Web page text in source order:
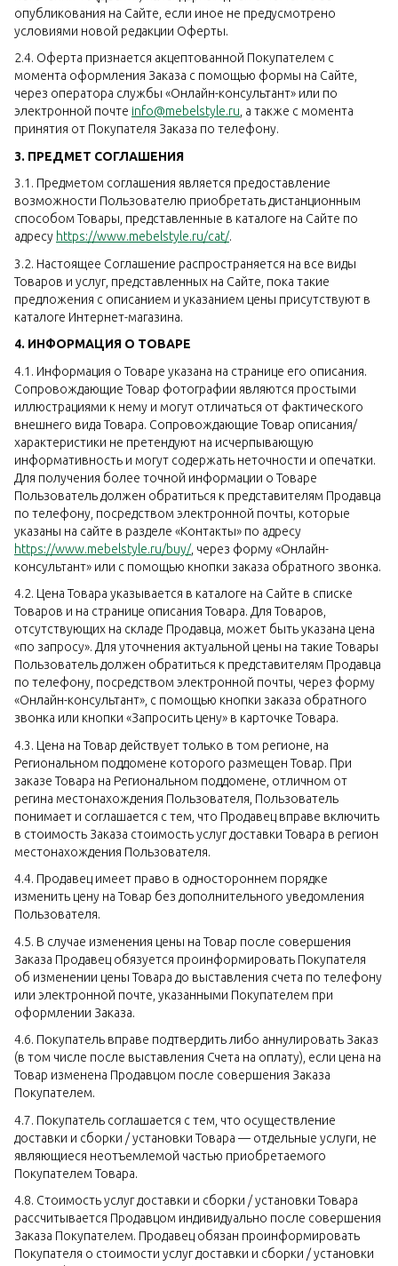
опубликования на Сайте, если иное не предусмотрено
условиями новой редакции Оферты.
2.4. Оферта признается акцептованной Покупателем с
момента оформления Заказа с помощью формы на Сайте,
через оператора службы «Онлайн-консультант» или по
электронной почте info@mebelstyle.ru, а также с момента
принятия от Покупателя Заказа по телефону.
3. ПРЕДМЕТ СОГЛАШЕНИЯ
3.1. Предметом соглашения является предоставление
возможности Пользователю приобретать дистанционным
способом Товары, представленные в каталоге на Сайте по
адресу https://www.mebelstyle.ru/cat/.
3.2. Настоящее Соглашение распространяется на все виды
Товаров и услуг, представленных на Сайте, пока такие
предложения с описанием и указанием цены присутствуют в
каталоге Интернет-магазина.
4. ИНФОРМАЦИЯ О ТОВАРЕ
4.1. Информация о Товаре указана на странице его описания.
Сопровождающие Товар фотографии являются простыми
иллюстрациями к нему и могут отличаться от фактического
внешнего вида Товара. Сопровождающие Товар описания/
характеристики не претендуют на исчерпывающую
информативность и могут содержать неточности и опечатки.
Для получения более точной информации о Товаре
Пользователь должен обратиться к представителям Продавца
по телефону, посредством электронной почты, которые
указаны на сайте в разделе «Контакты» по адресу
https://www.mebelstyle.ru/buy/ , через форму «Онлайн-
консультант» или с помощью кнопки заказа обратного звонка.
4.2. Цена Товара указывается в каталоге на Сайте в списке
Товаров и на странице описания Товара. Для Товаров,
отсутствующих на складе Продавца, может быть указана цена
«по запросу». Для уточнения актуальной цены на такие Товары
Пользователь должен обратиться к представителям Продавца
по телефону, посредством электронной почты, через форму
«Онлайн-консультант», с помощью кнопки заказа обратного
звонка или кнопки «Запросить цену» в карточке Товара.
4.3. Цена на Товар действует только в том регионе, на
Региональном поддомене которого размещен Товар. При
заказе Товара на Региональном поддомене, отличном от
регина местонахождения Пользователя, Пользователь
понимает и соглашается с тем, что Продавец вправе включить
в стоимость Заказа стоимость услуг доставки Товара в регион
местонахождения Пользователя.
4.4. Продавец имеет право в одностороннем порядке
изменить цену на Товар без дополнительного уведомления
Пользователя.
4.5. В случае изменения цены на Товар после совершения
Заказа Продавец обязуется проинформировать Покупателя
об изменении цены Товара до выставления счета по телефону
или электронной почте, указанными Покупателем при
оформлении Заказа.
4.6. Покупатель вправе подтвердить либо аннулировать Заказ
(в том числе после выставления Счета на оплату), если цена на
Товар изменена Продавцом после совершения Заказа
Покупателем.
4.7. Покупатель соглашается с тем, что осуществление
доставки и сборки / установки Товара — отдельные услуги, не
являющиеся неотъемлемой частью приобретаемого
Покупателем Товара.
4.8. Стоимость услуг доставки и сборки / установки Товара
рассчитывается Продавцом индивидуально после совершения
Заказа Покупателем. Продавец обязан проинформировать
Покупателя о стоимости услуг доставки и сборки / установки